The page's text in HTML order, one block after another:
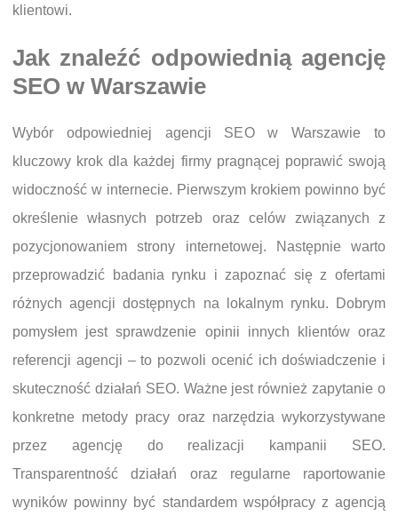
klientowi.
Jak znaleźć odpowiednią agencję
SEO w Warszawie
Wybór odpowiedniej agencji SEO w Warszawie to
kluczowy krok dla każdej firmy pragnącej poprawić swoją
widoczność w internecie. Pierwszym krokiem powinno być
określenie własnych potrzeb oraz celów związanych z
pozycjonowaniem strony internetowej. Następnie warto
przeprowadzić badania rynku i zapoznać się z ofertami
różnych agencji dostępnych na lokalnym rynku. Dobrym
pomysłem jest sprawdzenie opinii innych klientów oraz
referencji agencji – to pozwoli ocenić ich doświadczenie i
skuteczność działań SEO. Ważne jest również zapytanie o
konkretne metody pracy oraz narzędzia wykorzystywane
przez agencję do realizacji kampanii SEO.
Transparentność działań oraz regularne raportowanie
wyników powinny być standardem współpracy z agencją